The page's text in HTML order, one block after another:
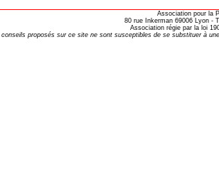
Association pour la
80 rue Inkerman 69006 Lyon -
Association régie par la loi
proposés sur ce site ne sont susceptibles de se substituer à